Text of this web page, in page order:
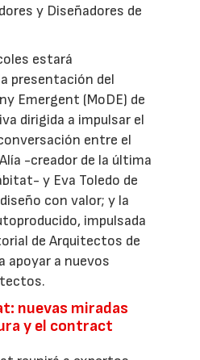
y Diseñadores de
estará
presentación del
Emergent (MoDE) de
dirigida a impulsar el
entre el
-creador de la última
y Eva Toledo de
con valor; y la
impulsada
de Arquitectos de
apoyar a nuevos
nuevas miradas
y el contract